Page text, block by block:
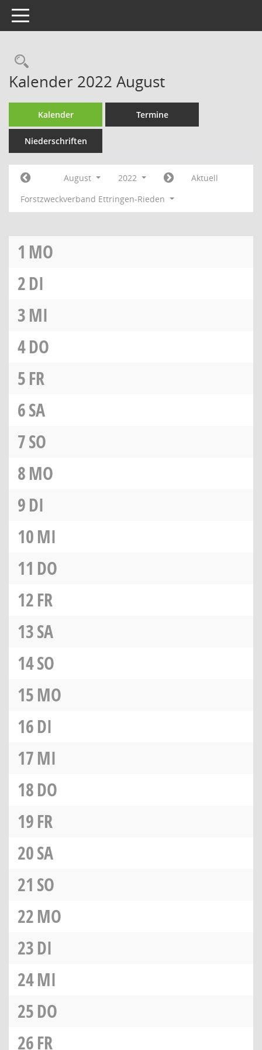
Toggle navigation
Rechercheauswahl
Kalender 2022 August
Kalender Termine
Niederschriften
August 2022
Aktuell
Forstzweckverband Ettringen-Rieden
1 MO
2DI
3MI
4DO
5FR
6SA
7SO
8MO
9DI
10MI
11 DO
12FR
13SA
14SO
15MO
16DI
17MI
18DO
19FR
20SA
21 SO
22MO
23DI
24MI
25DO
26FR